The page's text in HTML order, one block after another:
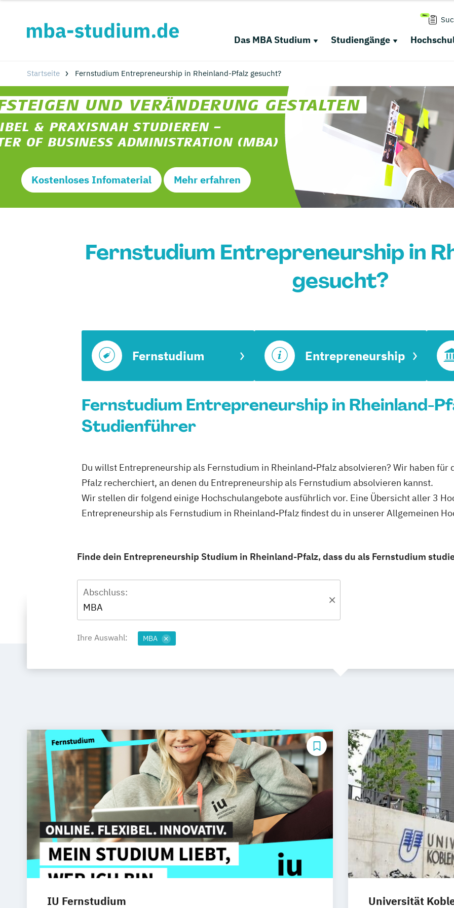
Das MBA Studium Studiengänge
Startseite Fernstudium Entrepreneurship in Rheinland-Pfalz gesucht?
Kostenloses Infomaterial Mehr erfahren
Fernstudium Entrepreneurship in
gesucht?
Fernstudium Entrepreneurship
Fernstudium Entrepreneurship in Rheinland-
Studienführer
Du willst Entrepreneurship als Fernstudium in Rheinland-Pfalz absolvieren? Wir haben für
Pfalz recherchiert, an denen du Entrepreneurship als Fernstudium absolvieren kannst.
Wir stellen dir folgend einige Hochschulangebote ausführlich vor. Eine Übersicht aller 3
Entrepreneurship als Fernstudium in Rheinland-Pfalz findest du in unserer Allgemeinen
Finde dein Entrepreneurship Studium in Rheinland-Pfalz, dass du als Fernstudium
Abschluss:
MBA
Ihre Auswahl: MBA
IU Fernstudium Universität